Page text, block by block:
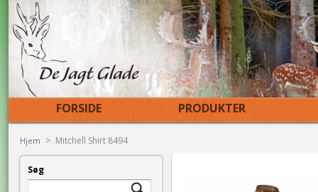
FORSIDE PRODUKTER
Søg
Hjem > Mitchell Shirt 8494